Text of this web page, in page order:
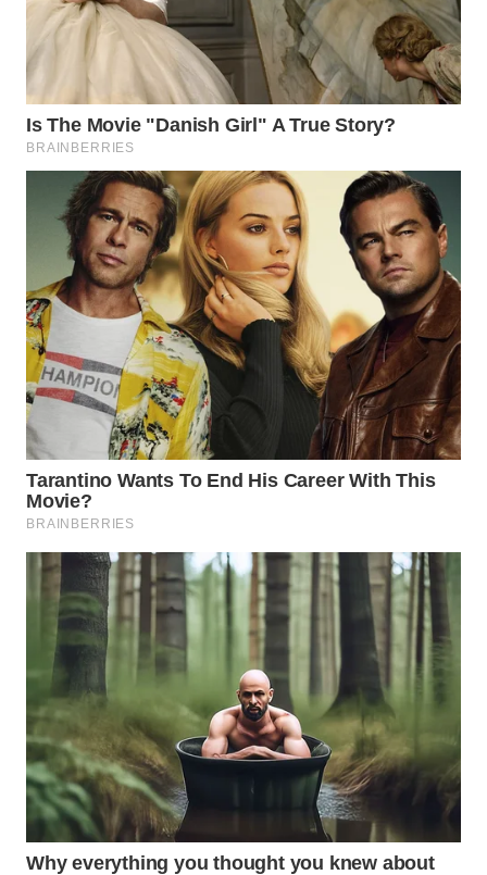
TENGAH
SERDANG
WN
TEBING
TINGGI
WN
PAKPAK
KARAWANG
WN
BOGOR
WN
DEPOK
TAPANULI
UTARA
WN
SAMOSIR
WN
PADANG